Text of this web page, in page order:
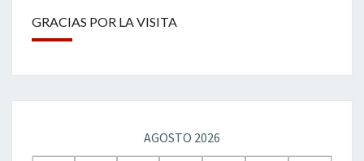
GRACIAS POR LA VISITA
AGOSTO 2026